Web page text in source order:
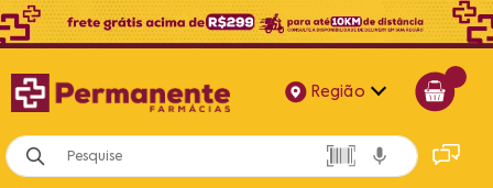
Região
Alagoas